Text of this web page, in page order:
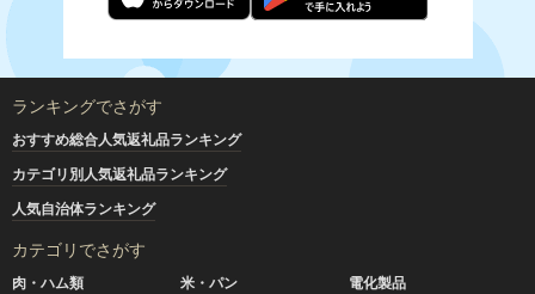
ランキングでさがす
おすすめ総合人気返礼品ランキング
カテゴリ別人気返礼品ランキング
人気自治体ランキング
カテゴリでさがす
肉・ハム類 米・パン
電化製品